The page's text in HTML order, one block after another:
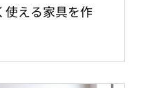
使える家具を作